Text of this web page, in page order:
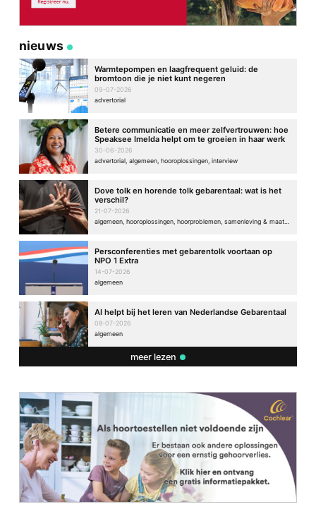
nieuws
Warmtepompen en laagfrequent geluid: de
bromtoon die je niet kunt negeren
09-07-2026
advertorial
Betere communicatie en meer zelfvertrouwen: hoe
Speaksee Imelda helpt om te groeien in haar werk
30-06-2026
advertorial, algemeen, hooroplossingen, interview
Dove tolk en horende tolk gebarentaal: wat is het
verschil?
21-07-2026
Persconferenties met gebarentolk voortaan op
NPO 1 Extra
14-07-2026
algemeen
AI helpt bij het leren van Nederlandse Gebarentaal
08-07-2026
algemeen
meer lezen